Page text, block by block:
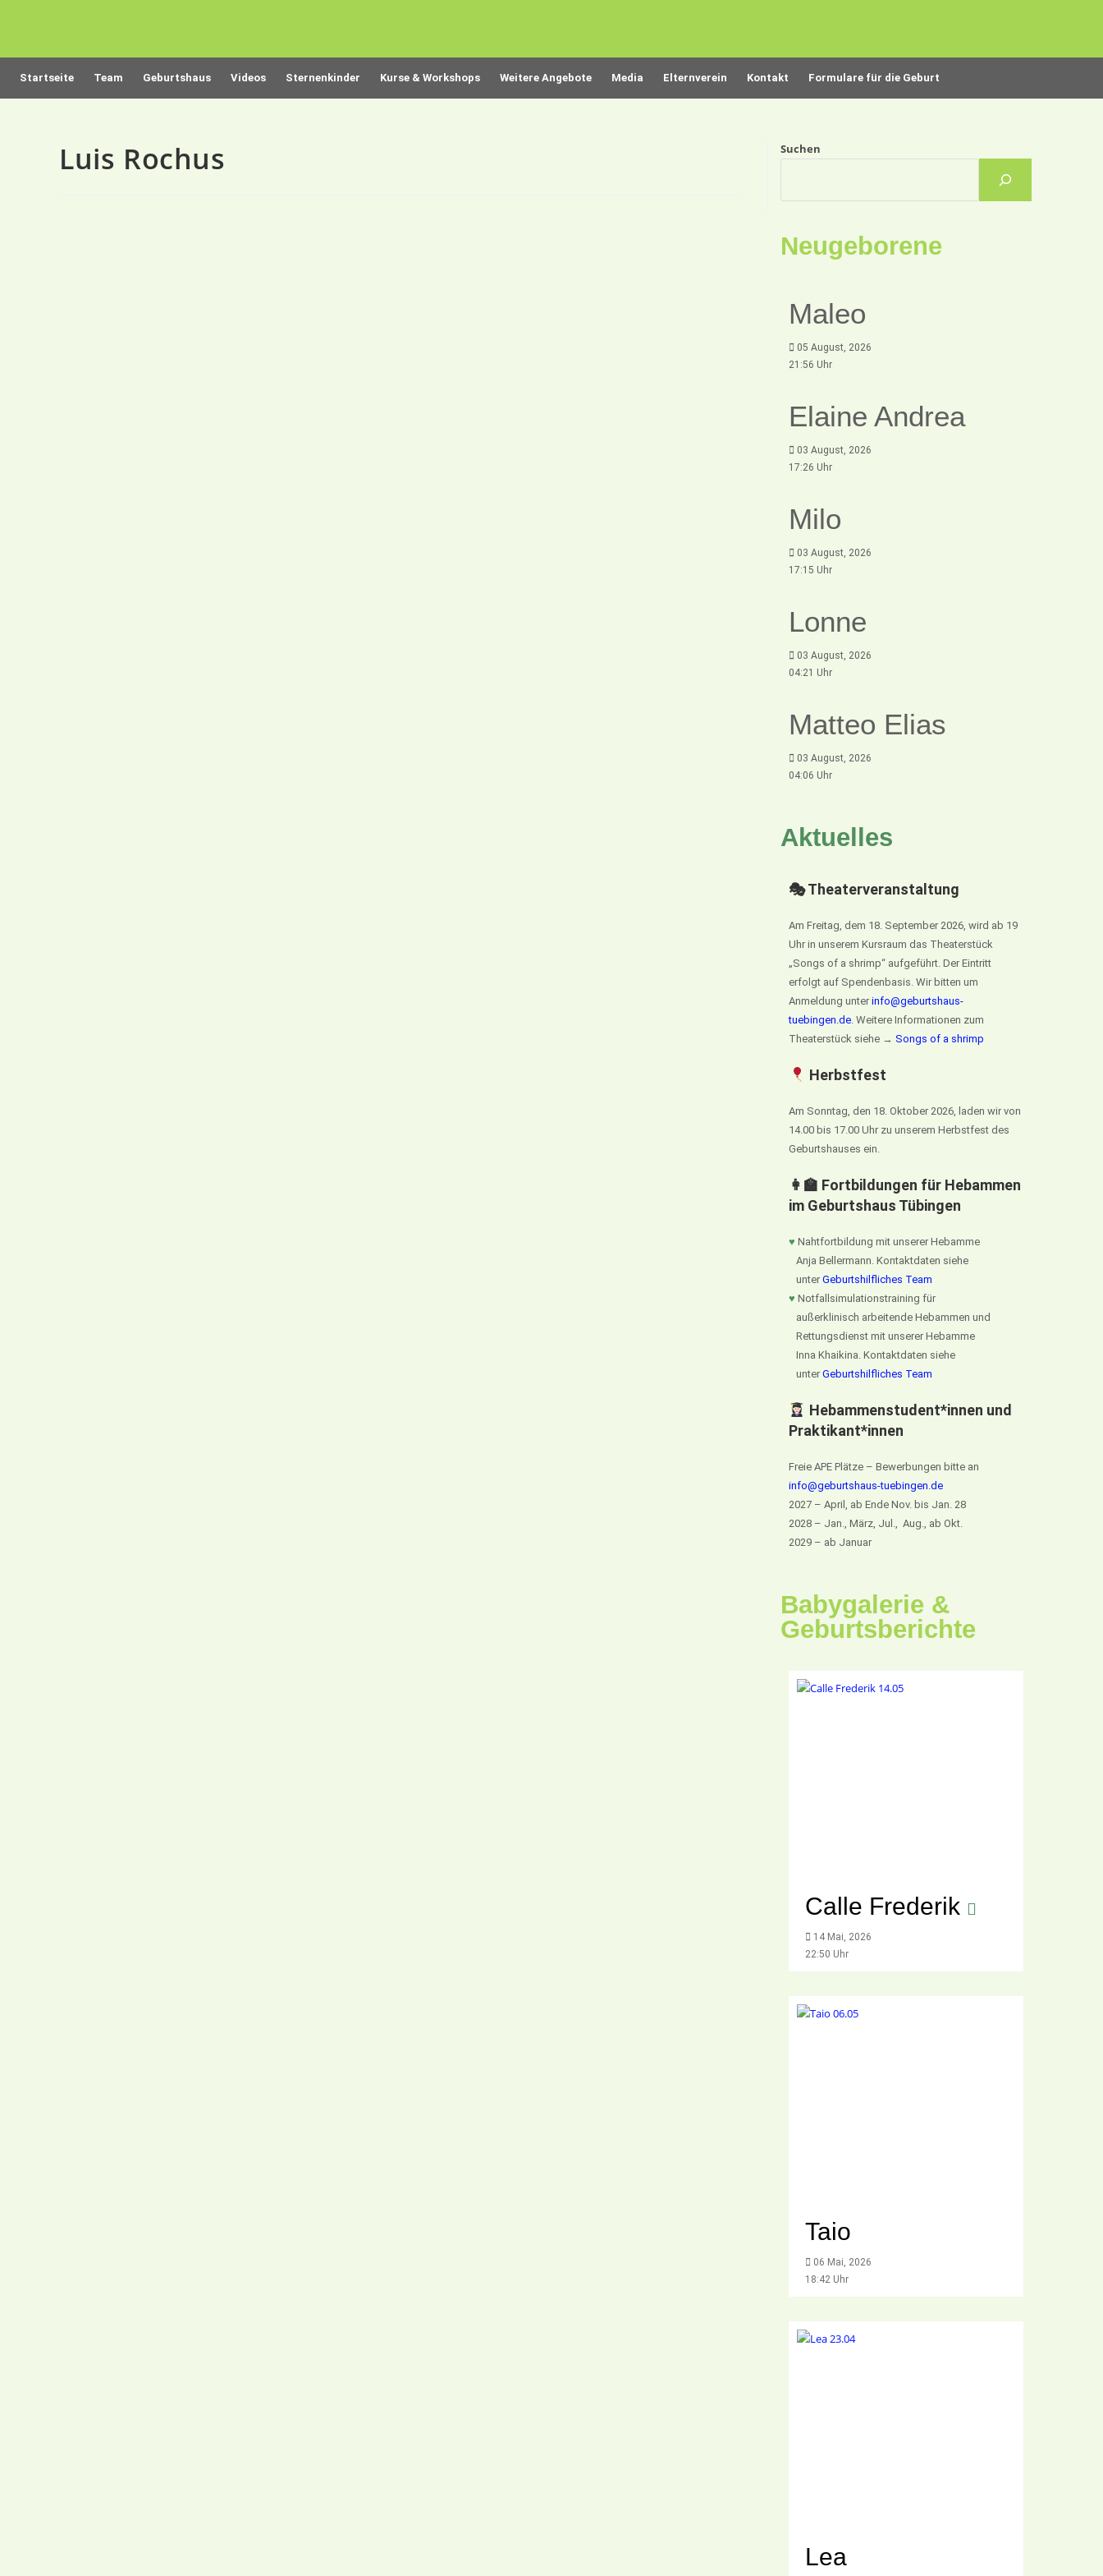
Startseite Team Geburtshaus Videos Sternenkinder Kurse & Workshops Weitere Angebote Media Elternverein Kontakt Formulare für die Geburt
Luis Rochus Suchen
Neugeborene
Maleo
05 August, 2026
21:56 Uhr
Elaine Andrea
03 August, 2026
17:26 Uhr
Milo
03 August, 2026
17:15 Uhr
Lonne
03 August, 2026
04:21 Uhr
Matteo Elias
03 August, 2026
04:06 Uhr
Aktuelles
🎭 Theaterveranstaltung
Am Freitag, dem 18. September 2026, wird ab 19
Uhr in unserem Kursraum das Theaterstück
„Songs of a shrimp“ aufgeführt. Der Eintritt
erfolgt auf Spendenbasis. Wir bitten um
Anmeldung unter info@geburtshaus-
tuebingen.de. Weitere Informationen zum
Theaterstück siehe → Songs of a shrimp
Herbstfest
Am Sonntag, den 18. Oktober 2026, laden wir von
14.00 bis 17.00 Uhr zu unserem Herbstfest des
Geburtshauses ein.
👩‍🏫 Fortbildungen für Hebammen
im Geburtshaus Tübingen
♥ Nahtfortbildung mit unserer Hebamme
Anja Bellermann. Kontaktdaten siehe
unter Geburtshilfliches Team
♥ Notfallsimulationstraining für
außerklinisch arbeitende Hebammen und
Rettungsdienst mit unserer Hebamme
Inna Khaikina. Kontaktdaten siehe
unter Geburtshilfliches Team
Hebammenstudent*innen und
Praktikant*innen
Freie APE Plätze – Bewerbungen bitte an
info@geburtshaus-tuebingen.de
2027 – April, ab Ende Nov. bis Jan. 28
2028 – Jan., März, Jul., Aug., ab Okt.
2029 – ab Januar
Babygalerie &
Geburtsberichte
Calle Frederik
14 Mai, 2026
22:50 Uhr
Taio
06 Mai, 2026
18:42 Uhr
Lea